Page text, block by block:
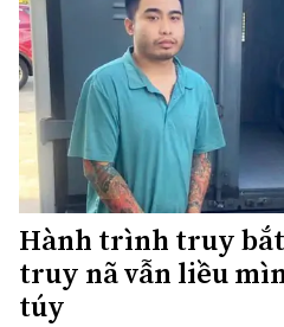
Hành trình truy
truy nã vẫn liều
túy